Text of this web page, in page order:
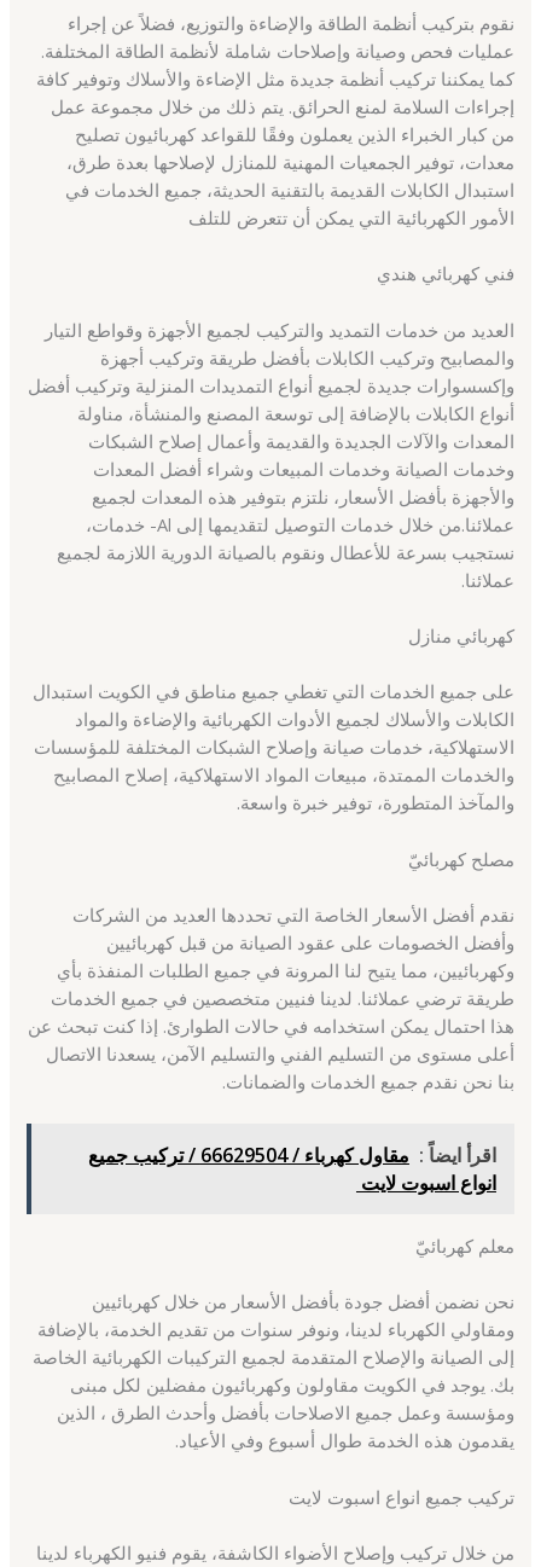
نقوم بتركيب أنظمة الطاقة والإضاءة والتوزيع، فضلاً عن إجراء
عمليات فحص وصيانة وإصلاحات شاملة لأنظمة الطاقة المختلفة.
كما يمكننا تركيب أنظمة جديدة مثل الإضاءة والأسلاك وتوفير كافة
إجراءات السلامة لمنع الحرائق. يتم ذلك من خلال مجموعة عمل
من كبار الخبراء الذين يعملون وفقًا للقواعد كهربائيون تصليح
معدات، توفير الجمعيات المهنية للمنازل لإصلاحها بعدة طرق،
استبدال الكابلات القديمة بالتقنية الحديثة، جميع الخدمات في
الأمور الكهربائية التي يمكن أن تتعرض للتلف
فني كهربائي هندي
العديد من خدمات التمديد والتركيب لجميع الأجهزة وقواطع التيار
والمصابيح وتركيب الكابلات بأفضل طريقة وتركيب أجهزة
وإكسسوارات جديدة لجميع أنواع التمديدات المنزلية وتركيب أفضل
أنواع الكابلات بالإضافة إلى توسعة المصنع والمنشأة، مناولة
المعدات والآلات الجديدة والقديمة وأعمال إصلاح الشبكات
وخدمات الصيانة وخدمات المبيعات وشراء أفضل المعدات
والأجهزة بأفضل الأسعار، نلتزم بتوفير هذه المعدات لجميع
عملائنا.من خلال خدمات التوصيل لتقديمها إلى Al- خدمات،
نستجيب بسرعة للأعطال ونقوم بالصيانة الدورية اللازمة لجميع
عملائنا.
كهربائي منازل
على جميع الخدمات التي تغطي جميع مناطق في الكويت استبدال
الكابلات والأسلاك لجميع الأدوات الكهربائية والإضاءة والمواد
الاستهلاكية، خدمات صيانة وإصلاح الشبكات المختلفة للمؤسسات
والخدمات الممتدة، مبيعات المواد الاستهلاكية، إصلاح المصابيح
والمآخذ المتطورة، توفير خبرة واسعة.
مصلح كهربائيّ
نقدم أفضل الأسعار الخاصة التي تحددها العديد من الشركات
وأفضل الخصومات على عقود الصيانة من قبل كهربائيين
وكهربائيين، مما يتيح لنا المرونة في جميع الطلبات المنفذة بأي
طريقة ترضي عملائنا. لدينا فنيين متخصصين في جميع الخدمات
هذا احتمال يمكن استخدامه في حالات الطوارئ. إذا كنت تبحث عن
أعلى مستوى من التسليم الفني والتسليم الآمن، يسعدنا الاتصال
بنا نحن نقدم جميع الخدمات والضمانات.
اقرأ ايضاً :
مقاول كهرباء / 66629504 / تركيب جميع
انواع اسبوت لايت
معلم كهربائيّ
نحن نضمن أفضل جودة بأفضل الأسعار من خلال كهربائيين
ومقاولي الكهرباء لدينا، ونوفر سنوات من تقديم الخدمة، بالإضافة
إلى الصيانة والإصلاح المتقدمة لجميع التركيبات الكهربائية الخاصة
بك. يوجد في الكويت مقاولون وكهربائيون مفضلين لكل مبنى
ومؤسسة وعمل جميع الاصلاحات بأفضل وأحدث الطرق ، الذين
يقدمون هذه الخدمة طوال أسبوع وفي الأعياد.
تركيب جميع انواع اسبوت لايت
من خلال تركيب وإصلاح الأضواء الكاشفة، يقوم فنيو الكهرباء لدينا